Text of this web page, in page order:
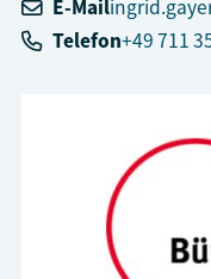
E-Mail
Telefon+49 711